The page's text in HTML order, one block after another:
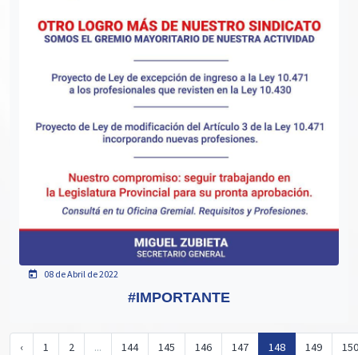
08 de Abril de 2022
#IMPORTANTE
‹ 1 2 ... 144 145 146 147 148 149 150